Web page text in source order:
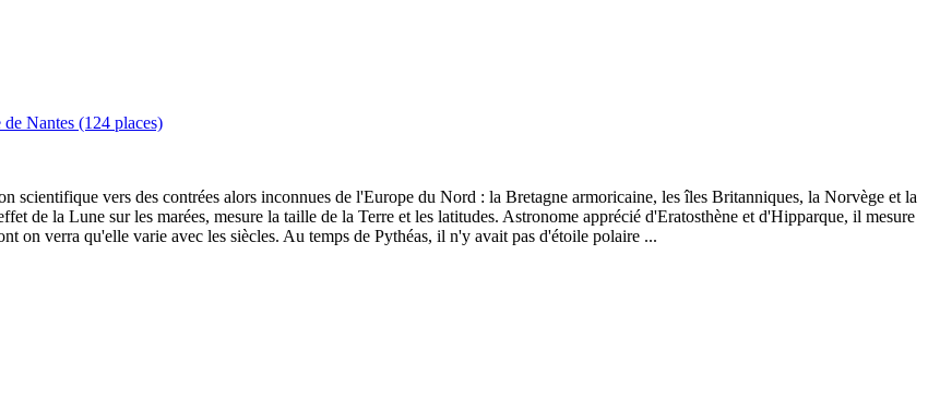
Nantes (124 places)
scientifique vers des contrées alors inconnues de l'Europe du Nord : la Bretagne armoricaine, les îles Britanniques, la Norvège et la
de la Lune sur les marées, mesure la taille de la Terre et les latitudes. Astronome apprécié d'Eratosthène et d'Hipparque, il mesure
on verra qu'elle varie avec les siècles. Au temps de Pythéas, il n'y avait pas d'étoile polaire ...